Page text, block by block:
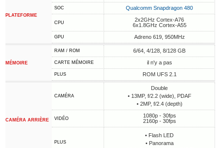
PLATEFORME
SOC Qualcomm Snapdragon 480
CPU
2x2GHz Cortex-A76
6x1.8GHz Cortex-A55
GPU Adreno 619, 950MHz
MÉMOIRE
RAM / ROM 6/64, 4/128, 8/128 GB
CARTE MÉMOIRE il n'y a pas
PLUS ROM UFS 2.1
CAMÉRA ARRIÈRE
CAMÉRA
Double
• 13MP, f/2.2 (wide), PDAF
• 2MP, f/2.4 (depth)
VIDÉO
1080p - 30fps
2160p - 30fps
PLUS
• Flash LED
• Panorama